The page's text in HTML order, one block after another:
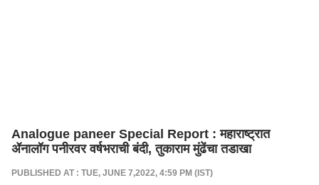
Analogue paneer Special Report : महाराष्ट्रात
ॲनालॉग पनीरवर वर्षभराची बंदी, तुकाराम मुंढेंचा तडाखा
PUBLISHED AT : TUE, JUNE 7,2022, 4:59 PM (IST)